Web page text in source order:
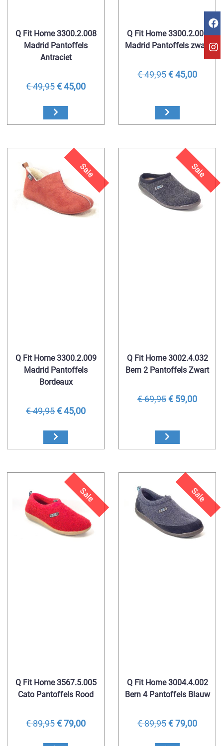
Q Fit Home 3300.2.008
Madrid Pantoffels
Antraciet
€ 49,95€ 45,00
Q Fit Home 3300.2.006
Madrid Pantoffels zwart
€ 49,95€ 45,00
Sale
Q Fit Home 3300.2.009
Madrid Pantoffels
Bordeaux
€ 49,95€ 45,00
Sale
Q Fit Home 3002.4.032
Bern 2 Pantoffels Zwart
€ 69,95€ 59,00
Sale
Q Fit Home 3567.5.005
Cato Pantoffels Rood
€ 89,95€ 79,00
Sale
Q Fit Home 3004.4.002
Bern 4 Pantoffels Blauw
€ 89,95€ 79,00